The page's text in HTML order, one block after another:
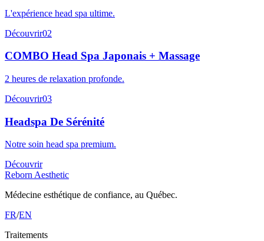
L'expérience head spa ultime.
Découvrir02
COMBO Head Spa Japonais + Massage
2 heures de relaxation profonde.
Découvrir03
Headspa De Sérénité
Notre soin head spa premium.
Découvrir
Reborn Aesthetic
Médecine esthétique de confiance, au Québec.
FR/EN
Traitements